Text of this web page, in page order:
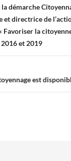
démarche
et directrice de
la
et 2019
est